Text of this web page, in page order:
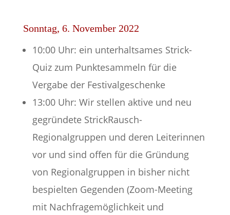
Sonntag, 6. November 2022
10:00 Uhr: ein unterhaltsames Strick-
Quiz zum Punktesammeln für die
Vergabe der Festivalgeschenke
13:00 Uhr: Wir stellen aktive und neu
gegründete StrickRausch-
Regionalgruppen und deren Leiterinnen
vor und sind offen für die Gründung
von Regionalgruppen in bisher nicht
bespielten Gegenden (Zoom-Meeting
mit Nachfragemöglichkeit und